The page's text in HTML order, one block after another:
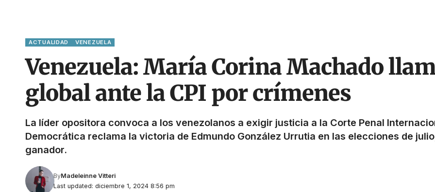
ACTUALIDAD VENEZUELA
Venezuela: María Corina Machado
global ante la CPI por crímenes
La líder opositora convoca a los venezolanos a exigir justicia a la Corte Penal
Democrática reclama la victoria de Edmundo González Urrutia en las elecciones de
ganador.
Last updated: diciembre 1, 2024 8:56 pm
ByMadeleinne Vitteri